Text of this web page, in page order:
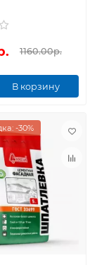
1160.00р.
В корзину
-30%